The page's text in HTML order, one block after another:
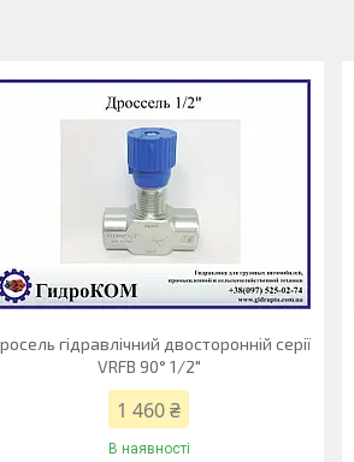
гідравлічний двосторонній серії
VRFB 90° 1/2"
1 460 ₴
В наявності